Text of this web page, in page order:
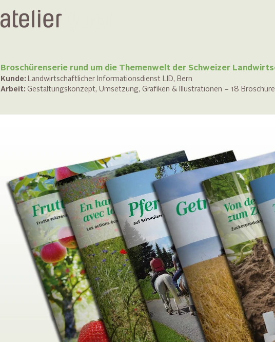
Broschürenserie rund um die Themenwelt der Schweizer
Kunde: Landwirtschaftlicher Informationsdienst LID, Bern
Arbeit: Gestaltungskonzept, Umsetzung, Grafiken & Illustrationen – 18